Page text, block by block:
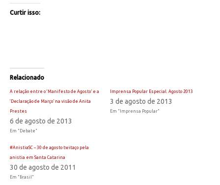
Curtir isso:
Relacionado
A relação entre o ‘Manifesto de Agosto’ e a
‘Declaração de Março’ na visão de Anita
Prestes
6 de agosto de 2013
Em "Debate"
Imprensa Popular Especial. Agosto 2013
3 de agosto de 2013
Em "Imprensa Popular"
#AnistiaSC – 30 de agosto twitaço pela
anistia em Santa Catarina
30 de agosto de 2011
Em "Brasil"